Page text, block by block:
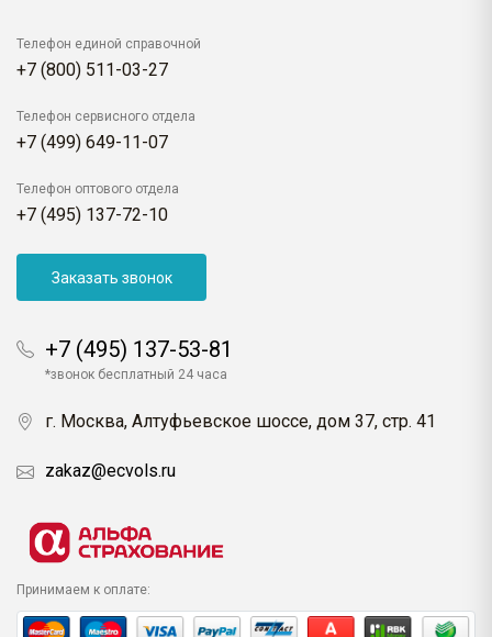
Телефон единой справочной
+7 (800) 511-03-27
Телефон сервисного отдела
+7 (499) 649-11-07
Телефон оптового отдела
+7 (495) 137-72-10
Заказать звонок
+7 (495) 137-53-81
*звонок бесплатный 24 часа
г. Москва, Алтуфьевское шоссе, дом 37, стр. 41
zakaz@ecvols.ru
Принимаем к оплате: